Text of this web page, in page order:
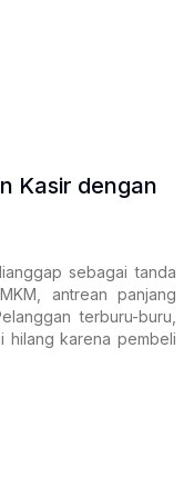
Kasir dengan
sebagai tanda
antrean panjang
terburu-buru,
hilang karena pembeli